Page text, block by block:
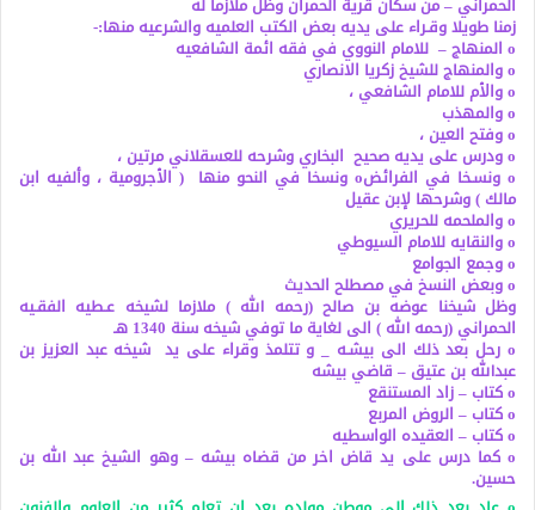
زمنا طويلا وقـراء على يديه بعض الكتب العلميه والشرعيه منها:-
o المنهاج – للامام النووي في فقه ائمة الشافعيه
o والمنهاج للشيخ زكريا الانصاري
o والأم للامام الشافعي ،
o والمهذب
o وفتح العين ،
o ودرس على يديه صحيح البخاري وشرحه للعسقلاني مرتين ،
o ونسـخا في الفرائضo ونسخا في النحو منها ( الأجرومية ، وألفيه ابن
مالك ) وشرحها لإبن عقيل
o والملحمه للحريري
o والنقايه للامام السيوطي
o وجمع الجوامع
o وبعض النسخ في مصطلح الحديث
وظل شيخنا عوضه بن صالح (رحمه الله ) ملازما لشيخه عـطيه الفقـيه
الحمراني (رحمه الله ) الى لغاية ما توفي شيخه سنة 1340 هـ
o رحل بعد ذلك الى بيشـه _ و تتلمذ وقراء على يد شيخه عبد العزيز بن
عبدالله بن عتيق – قاضي بيشه
o كتاب – زاد المستنقع
o كتاب – الروض المربع
o كتاب – العقيده الواسطيه
o كما درس على يد قاض اخر من قضاه بيشه – وهو الشيخ عبد الله بن
حسين.